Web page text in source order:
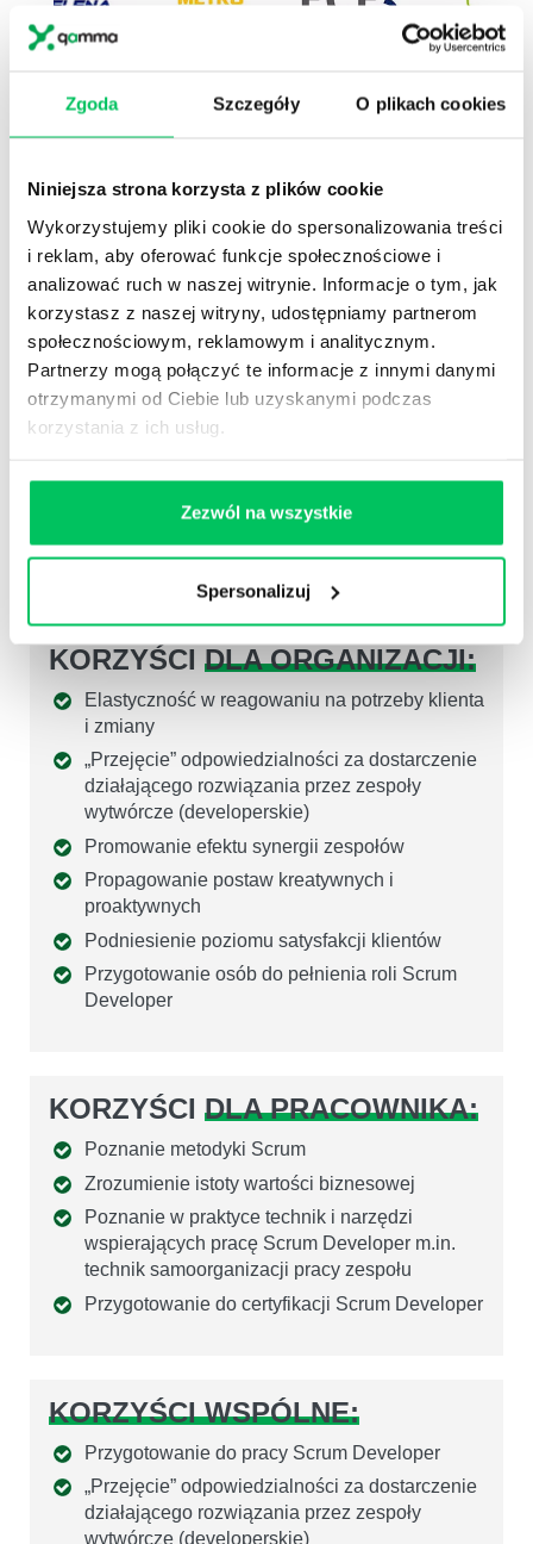
Zgoda Szczegóły O plikach cookies
Niniejsza strona korzysta z plików cookie
Wykorzystujemy pliki cookie do spersonalizowania treści
i reklam, aby oferować funkcje społecznościowe i
analizować ruch w naszej witrynie. Informacje o tym, jak
korzystasz z naszej witryny, udostępniamy partnerom
społecznościowym, reklamowym i analitycznym.
Partnerzy mogą połączyć te informacje z innymi danymi
otrzymanymi od Ciebie lub uzyskanymi podczas
korzystania z ich usług.
Zezwól na wszystkie
Spersonalizuj
Przeszkoliliśmyponad 40000
dyrektorów,
menedżerów, kierowników i naczelników.
mierzyliśmy efektywność (47 projektów 286 dni
szkol.)poziom kompetencji wzrósł średnio o
16%.
3 Pracujemy na poziomiekompetencji(wiem co
i jak mam zrobić),motywacji(wierzę, że
warto),postawy(zamierzam to zrobić) ,
wdrożenia(follow up)
4
Zgodnie z badaniami przeprowadzonymi przez
amerykańskie centrum Center for American
wynosiokoło 16%ich rocznego
wynagrodzenia.W przypadku menadżera
KORZYŚCI DLA ORGANIZACJI:
Elastyczność w reagowaniu na potrzeby klienta
i zmiany
„Przejęcie” odpowiedzialności za dostarczenie
działającego rozwiązania przez zespoły
wytwórcze (developerskie)
Promowanie efektu synergii zespołów
Propagowanie postaw kreatywnych i
proaktywnych
Podniesienie poziomu satysfakcji klientów
Przygotowanie osób do pełnienia roli Scrum
Developer
KORZYŚCI DLA PRACOWNIKA:
Poznanie metodyki Scrum
Zrozumienie istoty wartości biznesowej
Poznanie w praktyce technik i narzędzi
wspierających pracę Scrum Developer m.in.
technik samoorganizacji pracy zespołu
Przygotowanie do certyfikacji Scrum Developer
KORZYŚCI WSPÓLNE:
Przygotowanie do pracy Scrum Developer
„Przejęcie” odpowiedzialności za dostarczenie
działającego rozwiązania przez zespoły
wytwórcze (developerskie)